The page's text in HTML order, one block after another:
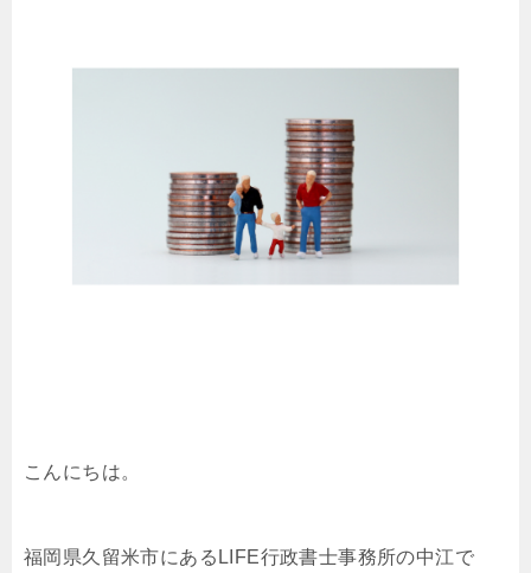
こんにちは。
福岡県久留米市にあるLIFE行政書士事務所の中江で